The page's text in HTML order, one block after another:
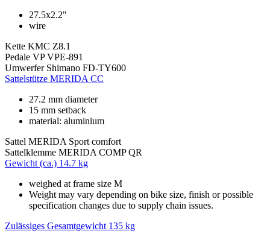
27.5x2.2"
wire
Kette KMC Z8.1
Pedale VP VPE-891
Umwerfer Shimano FD-TY600
Sattelstütze MERIDA CC
27.2 mm diameter
15 mm setback
material: aluminium
Sattel MERIDA Sport comfort
Sattelklemme MERIDA COMP QR
Gewicht (ca.) 14.7 kg
weighed at frame size M
Weight may vary depending on bike size, finish or possible
specification changes due to supply chain issues.
Zulässiges Gesamtgewicht 135 kg